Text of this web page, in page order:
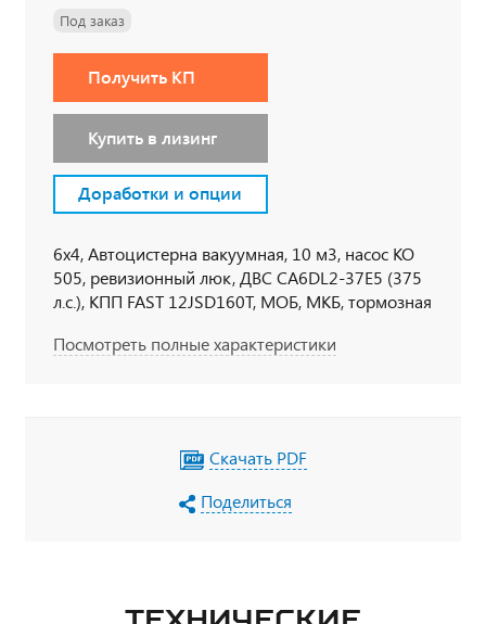
Под заказ
Получить КП
Купить в лизинг
Доработки и опции
6х4, Автоцистерна вакуумная, 10 м3, насос КО
505, ревизионный люк, ДВС CA6DL2-37E5 (375
л.с.), КПП FAST 12JSD160T, МОБ, МКБ, тормозная
кабина со спальным местом, кондиционер,
Посмотреть полные характеристики
Скачать PDF
Поделиться